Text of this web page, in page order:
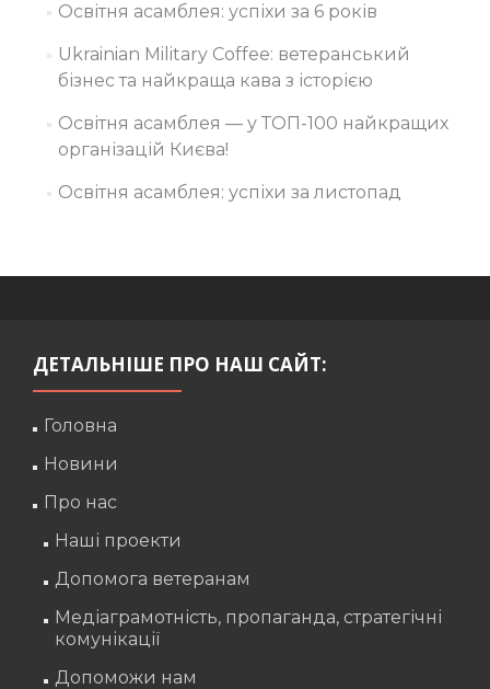
Освітня асамблея: успіхи за 6 років
Ukrainian Military Coffee: ветеранський
бізнес та найкраща кава з історією
Освітня асамблея — у ТОП-100 найкращих
організацій Києва!
Освітня асамблея: успіхи за листопад
ДЕТАЛЬНІШЕ ПРО НАШ САЙТ:
Головна
Новини
Про нас
Наші проекти
Допомога ветеранам
Медіаграмотність, пропаганда, стратегічні
комунікації
Допоможи нам